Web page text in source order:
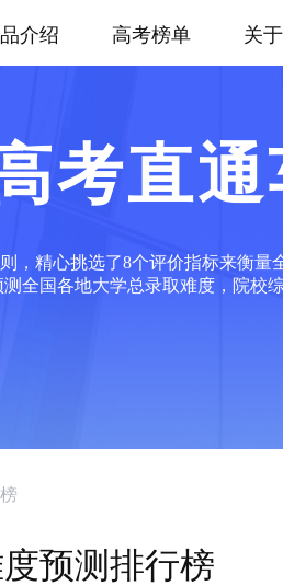
介绍 高考榜单 关
考直
，精心挑选了8个评价指标来衡
全国各地大学总录取难度，院校
预测排行榜